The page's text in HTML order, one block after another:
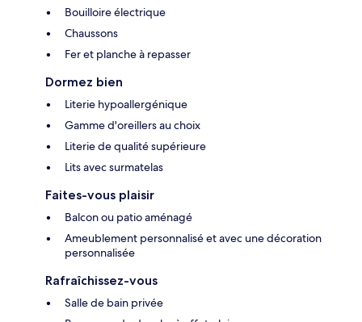
Bouilloire électrique
Chaussons
Fer et planche à repasser
Dormez bien
Literie hypoallergénique
Gamme d'oreillers au choix
Literie de qualité supérieure
Lits avec surmatelas
Faites-vous plaisir
Balcon ou patio aménagé
Ameublement personnalisé et avec une décoration
personnalisée
Rafraîchissez-vous
Salle de bain privée